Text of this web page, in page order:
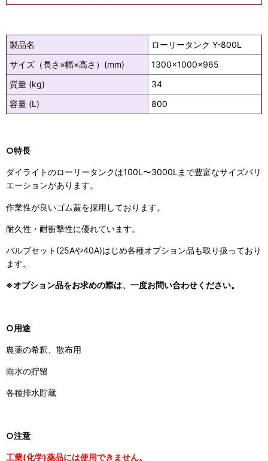
製品名
ローリータンク Y-800L
サイズ（長さ×幅×高さ）(mm)
1300×1000×965
質量 (kg)
34
容量 (L)
800
○特長
ダイライトのローリータンクは100L〜3000Lまで豊富なサイズバリ
エーションがあります。
作業性が良いゴム蓋を採用しております。
耐久性・耐衝撃性に優れています。
バルブセット(25Aや40A)はじめ各種オプション品も取り扱っており
ます。
※オプション品をお求めの際は、一度お問い合わせください。
○用途
農薬の希釈、散布用
雨水の貯留
各種排水貯蔵
○注意
工業(化学)薬品には使用できません。